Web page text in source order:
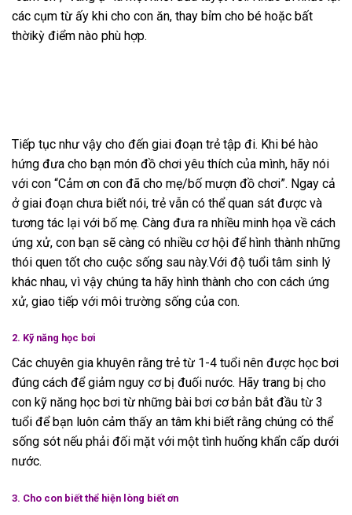
các cụm từ ấy khi cho con ăn, thay bỉm cho bé hoặc bất
thờikỳ điểm nào phù hợp.
Tiếp tục như vậy cho đến giai đoạn trẻ tập đi. Khi bé hào
hứng đưa cho bạn món đồ chơi yêu thích của mình, hãy nói
với con “Cảm ơn con đã cho mẹ/bố mượn đồ chơi”. Ngay cả
ở giai đoạn chưa biết nói, trẻ vẫn có thể quan sát được và
tương tác lại với bố mẹ. Càng đưa ra nhiều minh họa về cách
ứng xử, con bạn sẽ càng có nhiều cơ hội để hình thành những
thói quen tốt cho cuộc sống sau này.Với độ tuổi tâm sinh lý
khác nhau, vì vậy chúng ta hãy hình thành cho con cách ứng
xử, giao tiếp với môi trường sống của con.
2. Kỹ năng học bơi
Các chuyên gia khuyên rằng trẻ từ 1-4 tuổi nên được học bơi
đúng cách để giảm nguy cơ bị đuối nước. Hãy trang bị cho
con kỹ năng học bơi từ những bài bơi cơ bản bắt đầu từ 3
tuổi để bạn luôn cảm thấy an tâm khi biết rằng chúng có thể
sống sót nếu phải đối mặt với một tình huống khẩn cấp dưới
nước.
3. Cho con biết thể hiện lòng biết ơn